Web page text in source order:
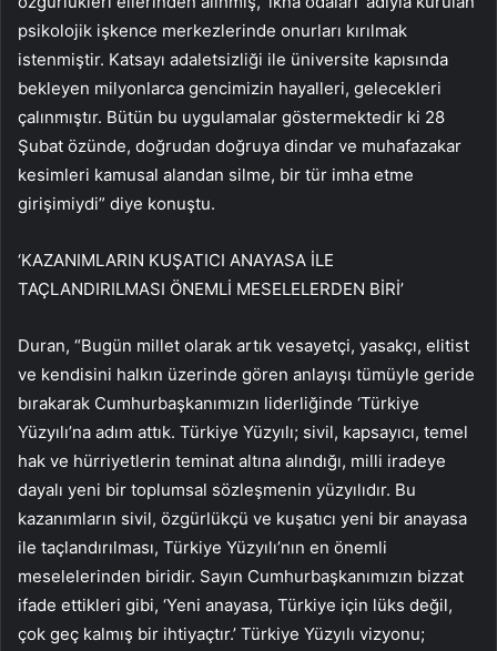
psikolojik işkence merkezlerinde onurları kırılmak
istenmiştir. Katsayı adaletsizliği ile üniversite kapısında
bekleyen milyonlarca gencimizin hayalleri, gelecekleri
çalınmıştır. Bütün bu uygulamalar göstermektedir ki 28
Şubat özünde, doğrudan doğruya dindar ve muhafazakar
kesimleri kamusal alandan silme, bir tür imha etme
girişimiydi” diye konuştu.
‘KAZANIMLARIN KUŞATICI ANAYASA İLE
TAÇLANDIRILMASI ÖNEMLİ MESELELERDEN BİRİ’
Duran, “Bugün millet olarak artık vesayetçi, yasakçı, elitist
ve kendisini halkın üzerinde gören anlayışı tümüyle geride
bırakarak Cumhurbaşkanımızın liderliğinde ‘Türkiye
Yüzyılı’na adım attık. Türkiye Yüzyılı; sivil, kapsayıcı, temel
hak ve hürriyetlerin teminat altına alındığı, milli iradeye
dayalı yeni bir toplumsal sözleşmenin yüzyılıdır. Bu
kazanımların sivil, özgürlükçü ve kuşatıcı yeni bir anayasa
ile taçlandırılması, Türkiye Yüzyılı’nın en önemli
meselelerinden biridir. Sayın Cumhurbaşkanımızın bizzat
ifade ettikleri gibi, ‘Yeni anayasa, Türkiye için lüks değil,
çok geç kalmış bir ihtiyaçtır.’ Türkiye Yüzyılı vizyonu;